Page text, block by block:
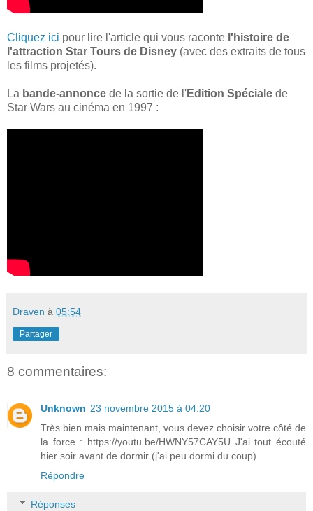
Cliquez ici pour lire l'article qui vous raconte l'histoire de
l'attraction Star Tours de Disney (avec des extraits de tous
les films projetés).
La bande-annonce de la sortie de l'Edition Spéciale de
Star Wars au cinéma en 1997 :
Draven à 05:54
Partager
8 commentaires:
Unknown 23 novembre 2015 à 04:20
Très bien mais maintenant, vous devez choisir votre côté de
la force : https://youtu.be/HWNY57CAY5U J'ai tout écouté
hier soir avant de dormir (j'ai peu dormi du coup).
Répondre
Réponses